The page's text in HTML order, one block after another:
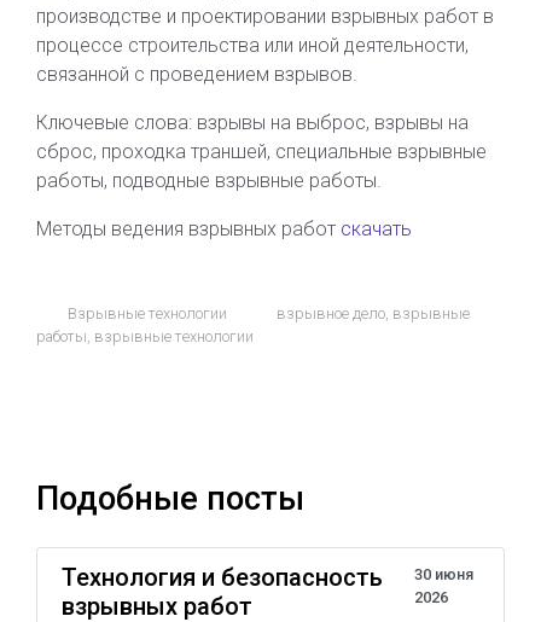
производстве и проектировании взрывных работ в
процессе строительства или иной деятельности,
связанной с проведением взрывов.
Ключевые слова: взрывы на выброс, взрывы на
сброс, проходка траншей, специальные взрывные
работы, подводные взрывные работы.
Методы ведения взрывных работ скачать
Взрывные технологии взрывное дело, взрывные
работы, взрывные технологии
Подобные посты
Технология и безопасность
взрывных работ
30 июня
2026